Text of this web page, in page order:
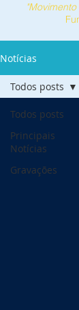
Notícias
Todos posts
Principais
Notícias
Gravações
Todos posts